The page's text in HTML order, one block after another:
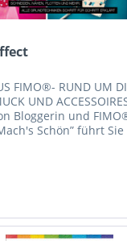
FIMO®- RUND UM
UND
Bloggerin und
Schön” führt